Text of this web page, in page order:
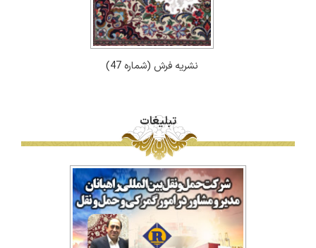
نشریه فرش (شماره 47)
تبلیغات